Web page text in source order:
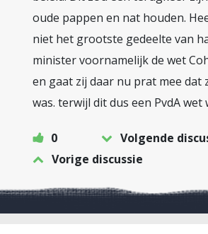
oude pappen en nat houden.
niet het grootste gedeelte van
minister voornamelijk de wet
en gaat zij daar nu prat mee dat
was. terwijl dit dus een PvdA wet
0
Volgende
Vorige discussie